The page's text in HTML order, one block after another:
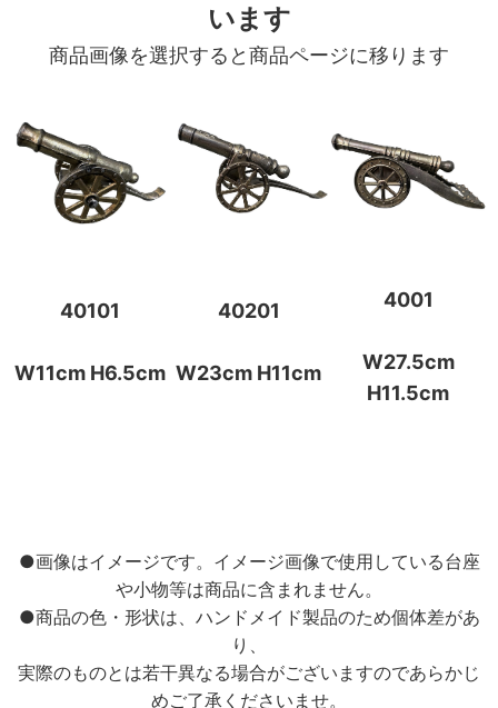
います
商品画像を選択すると商品ページに移ります
40101
W11cm H6.5cm
40201
W23cm H11cm
4001
W27.5cm
H11.5cm
●画像はイメージです。イメージ画像で使用している台座
や小物等は商品に含まれません。
●商品の色・形状は、ハンドメイド製品のため個体差があ
り、
実際のものとは若干異なる場合がございますのであらかじ
めご了承くださいませ。